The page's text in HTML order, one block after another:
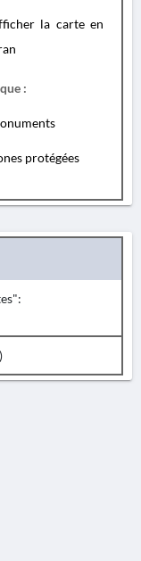
la carte en
:
protégées